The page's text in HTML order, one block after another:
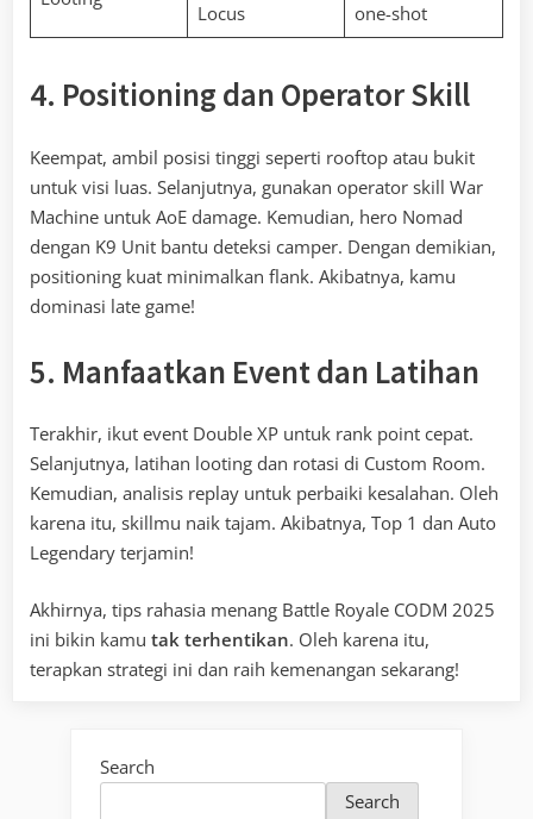
Locus
one-shot
4. Positioning dan Operator Skill
Keempat, ambil posisi tinggi seperti rooftop atau bukit
untuk visi luas. Selanjutnya, gunakan operator skill War
Machine untuk AoE damage. Kemudian, hero Nomad
dengan K9 Unit bantu deteksi camper. Dengan demikian,
positioning kuat minimalkan flank. Akibatnya, kamu
dominasi late game!
5. Manfaatkan Event dan Latihan
Terakhir, ikut event Double XP untuk rank point cepat.
Selanjutnya, latihan looting dan rotasi di Custom Room.
Kemudian, analisis replay untuk perbaiki kesalahan. Oleh
karena itu, skillmu naik tajam. Akibatnya, Top 1 dan Auto
Legendary terjamin!
Akhirnya, tips rahasia menang Battle Royale CODM 2025
ini bikin kamu tak terhentikan. Oleh karena itu,
terapkan strategi ini dan raih kemenangan sekarang!
Search
Search